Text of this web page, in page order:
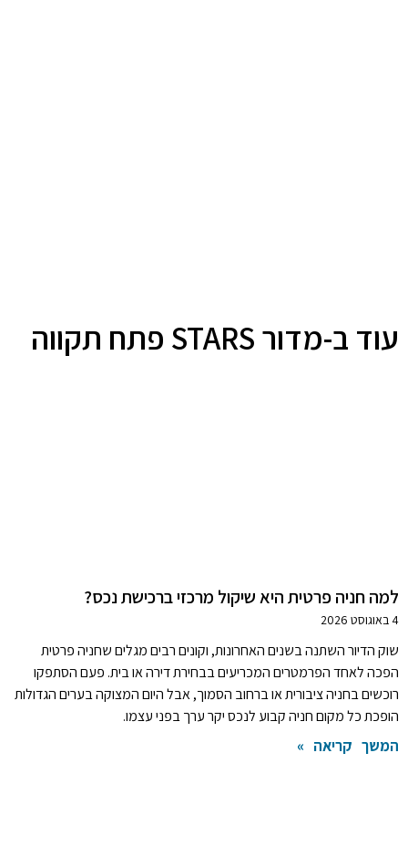
עוד ב-מדור STARS פתח תקווה
למה חניה פרטית היא שיקול מרכזי ברכישת נכס?
4 באוגוסט 2026
שוק הדיור השתנה בשנים האחרונות, וקונים רבים מגלים שחניה פרטית
הפכה לאחד הפרמטרים המכריעים בבחירת דירה או בית. פעם הסתפקו
רוכשים בחניה ציבורית או ברחוב הסמוך, אבל היום המצוקה בערים הגדולות
הופכת כל מקום חניה קבוע לנכס יקר ערך בפני עצמו.
המשך קריאה »